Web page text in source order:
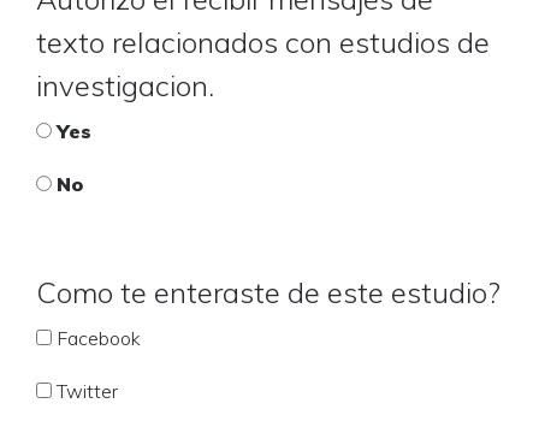
texto relacionados con estudios de
investigacion.
Yes
No
Como te enteraste de este estudio?
Facebook
Twitter